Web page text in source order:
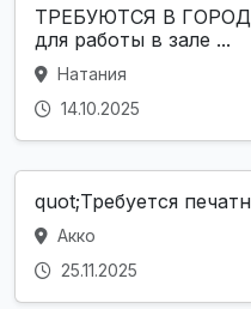
ТРЕБУЮТСЯ В
для работы в зале ...
Натания
14.10.2025
quot;Требуется
Акко
25.11.2025